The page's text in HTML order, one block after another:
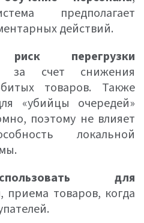
предполагает
действий.
риск перегрузки
за счет снижения
товаров. Также
«убийцы очередей»
поэтому не влияет
локальной
для
, приема товаров, когда